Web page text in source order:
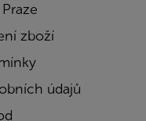
zboží
údajů